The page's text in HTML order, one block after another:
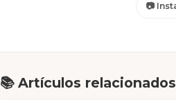
📷
📚 Artículos relacionados